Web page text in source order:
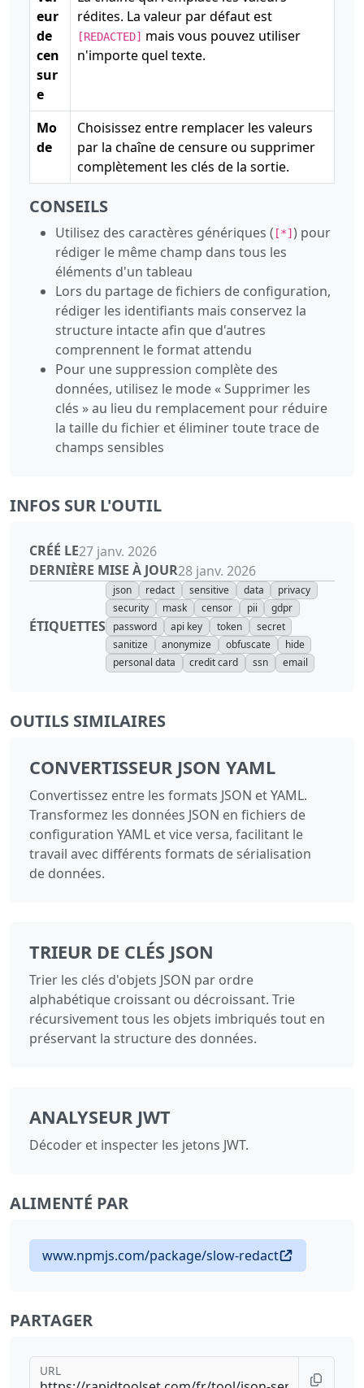
eur
de
cen
sur
e
rédites. La valeur par défaut est
[REDACTED] mais vous pouvez utiliser
n'importe quel texte.
Mo
de
Choisissez entre remplacer les valeurs
par la chaîne de censure ou supprimer
complètement les clés de la sortie.
CONSEILS
Utilisez des caractères génériques ( [*] ) pour
rédiger le même champ dans tous les
éléments d'un tableau
Lors du partage de fichiers de configuration,
rédiger les identifiants mais conservez la
structure intacte afin que d'autres
comprennent le format attendu
Pour une suppression complète des
données, utilisez le mode « Supprimer les
clés » au lieu du remplacement pour réduire
la taille du fichier et éliminer toute trace de
champs sensibles
INFOS SUR L'OUTIL
CRÉÉ LE27 janv. 2026
DERNIÈRE MISE À JOUR28 janv. 2026
ÉTIQUETTES
json redact sensitive data
privacy
security
mask censor pii
gdpr
password
api key token
secret
sanitize
anonymize obfuscate
hide
personal data
credit card ssn email
OUTILS SIMILAIRES
CONVERTISSEUR JSON YAML
Convertissez entre les formats JSON et YAML.
Transformez les données JSON en fichiers de
configuration YAML et vice versa, facilitant le
travail avec différents formats de sérialisation
de données.
TRIEUR DE CLÉS JSON
Trier les clés d'objets JSON par ordre
alphabétique croissant ou décroissant. Trie
récursivement tous les objets imbriqués tout en
préservant la structure des données.
ANALYSEUR JWT
Décoder et inspecter les jetons JWT.
ALIMENTÉ PAR
www.npmjs.com/package/slow-redact
PARTAGER
URL